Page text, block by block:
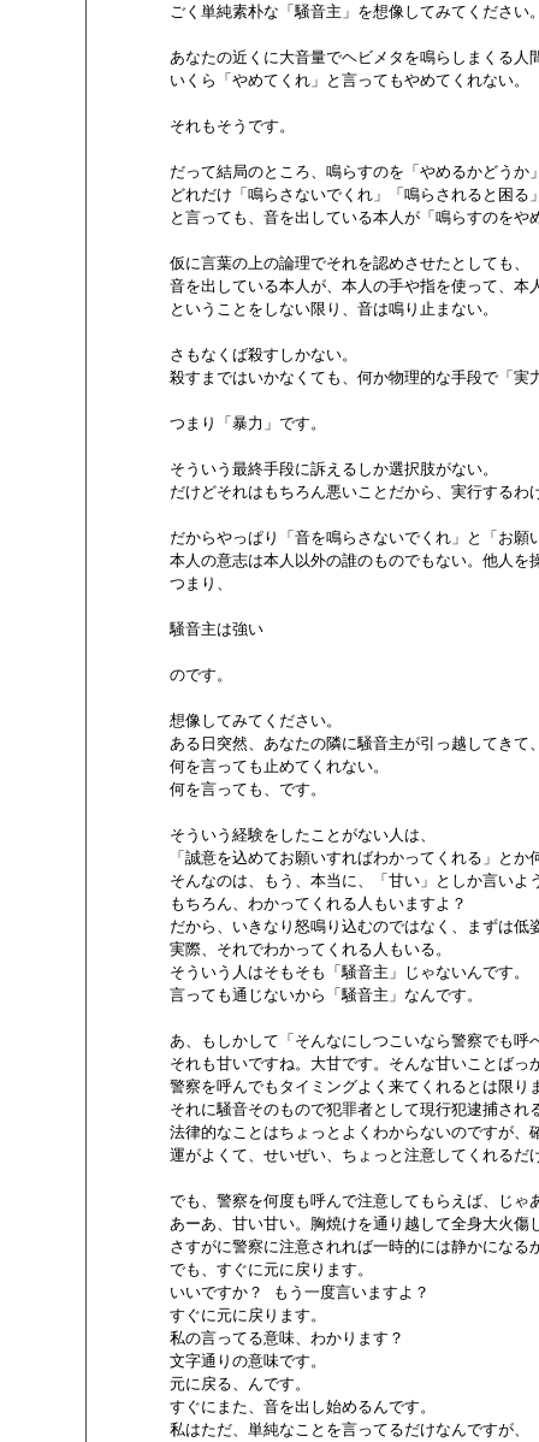
ごく単純素朴な「騒音主」を想像してみてください
あなたの近くに大音量でヘビメタを鳴らしまくる人
        いくら「やめてくれ」と言ってもやめてくれない。
        それもそうです。
だって結局のところ、鳴らすのを「やめるかどうか
どれだけ「鳴らさないでくれ」「鳴らされると困る
と言っても、音を出している本人が「鳴らすのをや
        仮に言葉の上の論理でそれを認めさせたとしても、
音を出している本人が、本人の手や指を使って、本
        ということをしない限り、音は鳴り止まない。
        さもなくば殺すしかない。
殺すまではいかなくても、何か物理的な手段で「実
        つまり「暴力」です。
        そういう最終手段に訴えるしか選択肢がない。
だけどそれはもちろん悪いことだから、実行するわ
だからやっぱり「音を鳴らさないでくれ」と「お願
本人の意志は本人以外の誰のものでもない。他人を
        つまり、
        騒音主は強い
        のです。
        想像してみてください。
ある日突然、あなたの隣に騒音主が引っ越してきて
        何を言っても止めてくれない。
        何を言っても、です。
        そういう経験をしたことがない人は、
「誠意を込めてお願いすればわかってくれる」とか
そんなのは、もう、本当に、「甘い」としか言いよ
        もちろん、わかってくれる人もいますよ？
だから、いきなり怒鳴り込むのではなく、まずは低
        実際、それでわかってくれる人もいる。
        そういう人はそもそも「騒音主」じゃないんです。
        言っても通じないから「騒音主」なんです。
あ、もしかして「そんなにしつこいなら警察でも呼
それも甘いですね。大甘です。そんな甘いことばっ
警察を呼んでもタイミングよく来てくれるとは限り
それに騒音そのもので犯罪者として現行犯逮捕され
法律的なことはちょっとよくわからないのですが、
運がよくて、せいぜい、ちょっと注意してくれるだ
でも、警察を何度も呼んで注意してもらえば、じ
あーあ、甘い甘い。胸焼けを通り越して全身大火傷
さすがに警察に注意されれば一時的には静かになる
        でも、すぐに元に戻ります。
        いいですか？ もう一度言いますよ？
        すぐに元に戻ります。
        私の言ってる意味、わかります？
        文字通りの意味です。
        元に戻る、んです。
        すぐにまた、音を出し始めるんです。
        私はただ、単純なことを言ってるだけなんですが、